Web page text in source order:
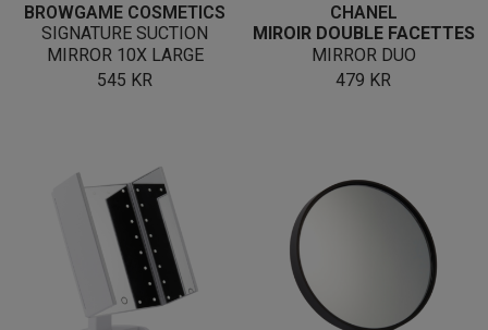
BROWGAME COSMETICS
SIGNATURE SUCTION
MIRROR 10X LARGE
545 KR
CHANEL
MIROIR DOUBLE FACETTES
MIRROR DUO
479 KR